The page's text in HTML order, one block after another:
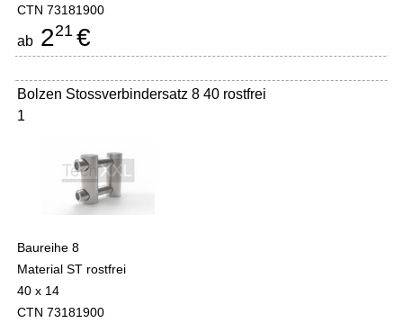
CTN 73181900
ab 221 €
Bolzen Stossverbindersatz 8 40 rostfrei
1
Baureihe 8
Material ST rostfrei
40 x 14
CTN 73181900